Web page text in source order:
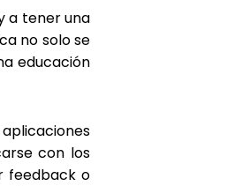
a tener una
no solo se
educación
con los
feedback o